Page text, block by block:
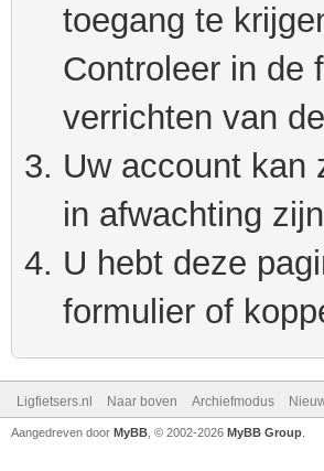
toegang te
Controleer in de
verrichten van
Uw account kan
in afwachting
U hebt deze
formulier of
Ligfietsers.nl Naar boven Archiefmodus
Aangedreven door MyBB , © 2002-2026 MyBB Group